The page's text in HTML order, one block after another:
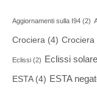
Aggiornamenti sulla I94 (2)
Crociera (4) Crociera
Eclissi (2) Eclissi solare
ESTA(4) ESTA